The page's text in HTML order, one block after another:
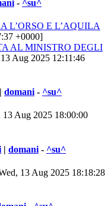
- ^su^
L’ORSO E L’AQUILA
+0000]
AL MINISTRO DEGLI
Aug 2025 12:11:46
| domani - ^su^
13 Aug 2025 18:00:00
| domani - ^su^
13 Aug 2025 18:18:28